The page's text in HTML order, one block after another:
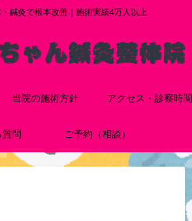
鍼灸で根本改善｜施術実績4万人以上
当院の施術方針 アクセス・診察時間
質問 ご予約（相談）